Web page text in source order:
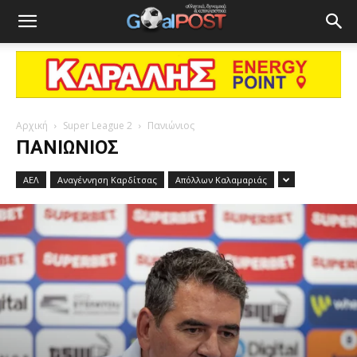
Αρχική Super League 2 Πανιώνιος
ΠΑΝΙΏΝΙΟΣ
ΑΕΛ Αναγέννηση Καρδίτσας Απόλλων Καλαμαριάς